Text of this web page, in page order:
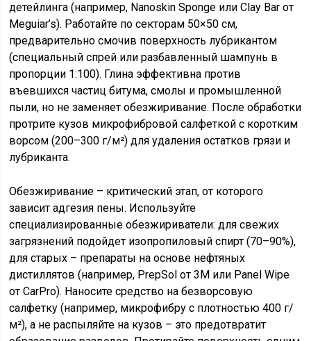
детейлинга (например, Nanoskin Sponge или Clay Bar от
Meguiar’s). Работайте по секторам 50×50 см,
предварительно смочив поверхность лубрикантом
(специальный спрей или разбавленный шампунь в
пропорции 1:100). Глина эффективна против
въевшихся частиц битума, смолы и промышленной
пыли, но не заменяет обезжиривание. После обработки
протрите кузов микрофибровой салфеткой с коротким
ворсом (200–300 г/м²) для удаления остатков грязи и
лубриканта.
Обезжиривание – критический этап, от которого
зависит адгезия пены. Используйте
специализированные обезжириватели: для свежих
загрязнений подойдет изопропиловый спирт (70–90%),
для старых – препараты на основе нефтяных
дистиллятов (например, PrepSol от 3M или Panel Wipe
от CarPro). Наносите средство на безворсовую
салфетку (например, микрофибру с плотностью 400 г/
м²), а не распыляйте на кузов – это предотвратит